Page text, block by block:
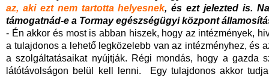
az, aki ezt nem tartotta helyesnek, és ezt jelezted is.
támogatnád-e a Tormay egészségügyi központ
- Én akkor és most is abban hiszek, hogy az intézmények,
a tulajdonos a lehető legközelebb van az intézményhez, és
a szolgáltatásaikat nyújtják. Régi mondás, hogy a gazda
látótávolságon belül kell lenni. Egy tulajdonos akkor